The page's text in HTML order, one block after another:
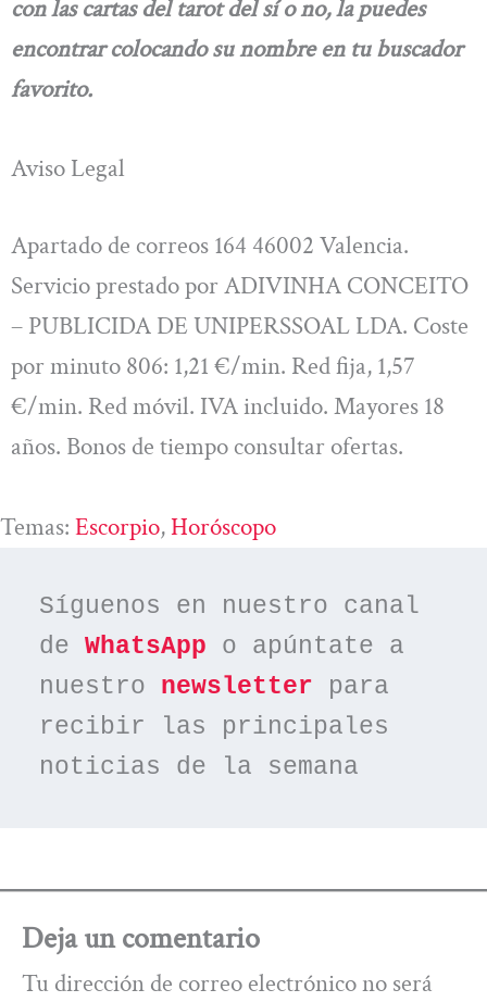
con las cartas del tarot del sí o no, la puedes
encontrar colocando su nombre en tu buscador
favorito.
Aviso Legal
Apartado de correos 164 46002 Valencia.
Servicio prestado por ADIVINHA CONCEITO
– PUBLICIDA DE UNIPERSSOAL LDA. Coste
por minuto 806: 1,21 €/min. Red fija, 1,57
€/min. Red móvil. IVA incluido. Mayores 18
años. Bonos de tiempo consultar ofertas.
Temas: Escorpio, Horóscopo
Síguenos en nuestro canal
de WhatsApp o apúntate a
nuestro newsletter para
recibir las principales
noticias de la semana
Deja un comentario
Tu dirección de correo electrónico no será